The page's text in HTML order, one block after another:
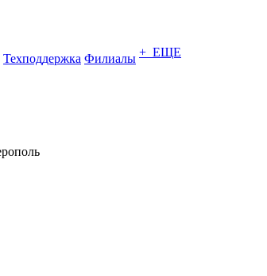
Техподдержка Филиалы + ЕЩЕ